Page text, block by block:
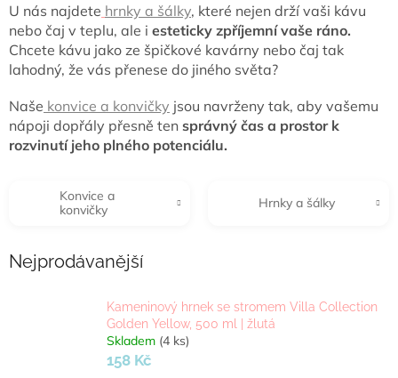
U nás najdete hrnky a šálky, které nejen drží vaši kávu
nebo čaj v teplu, ale i esteticky zpříjemní vaše ráno.
Chcete kávu jako ze špičkové kavárny nebo čaj tak
lahodný, že vás přenese do jiného světa?
Naše konvice a konvičky jsou navrženy tak, aby vašemu
nápoji dopřály přesně ten správný čas a prostor k
rozvinutí jeho plného potenciálu.
Konvice a
konvičky
Hrnky a šálky
Nejprodávanější
Kameninový hrnek se stromem Villa Collection
Golden Yellow, 500 ml | žlutá
Skladem (4 ks)
158 Kč